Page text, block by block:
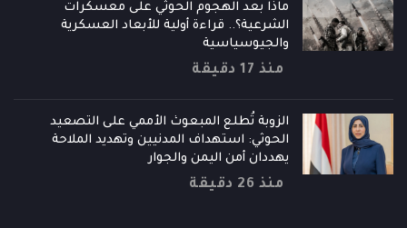
ماذا بعد الهجوم الحوثي على معسكرات
الشرعية؟.. قراءة أولية للأبعاد العسكرية
والجيوسياسية
منذ 17 دقيقة
الزوبة تُطلع المبعوث الأممي على التصعيد
الحوثي: استهداف المدنيين وتهديد الملاحة
يهددان أمن اليمن والجوار
منذ 26 دقيقة